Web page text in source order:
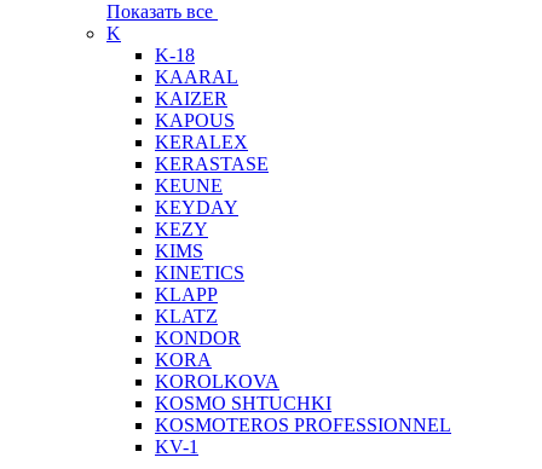
Показать все
K
K-18
KAARAL
KAIZER
KAPOUS
KERALEX
KERASTASE
KEUNE
KEYDAY
KEZY
KIMS
KINETICS
KLAPP
KLATZ
KONDOR
KORA
KOROLKOVA
KOSMO SHTUCHKI
KOSMOTEROS PROFESSIONNEL
KV-1